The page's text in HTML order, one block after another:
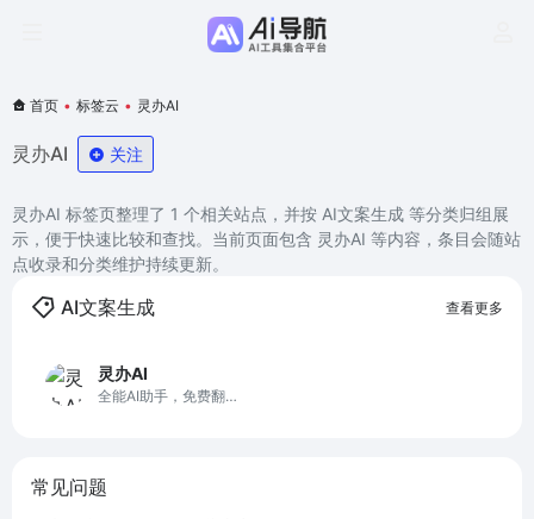
首页 • 标签云 • 灵办AI
灵办AI 关注
灵办AI 标签页整理了 1 个相关站点，并按 AI文案生成 等分类归组展
示，便于快速比较和查找。当前页面包含 灵办AI 等内容，条目会随站
点收录和分类维护持续更新。
AI文案生成 查看更多
灵办AI
全能AI助手，免费翻
常见问题